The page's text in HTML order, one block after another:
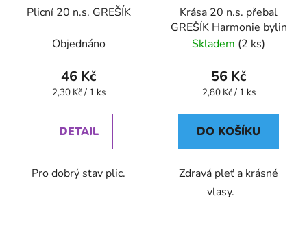
Plicní 20 n.s. GREŠÍK
Objednáno
46 Kč
Měrná
2,30 Kč / 1 ks
DETAIL
Pro dobrý stav plic.
Krása 20 n.s. přebal
GREŠÍK Harmonie bylin
Skladem (2 ks)
56 Kč
Měrná
2,80 Kč / 1 ks
DO KOŠÍKU
Zdravá pleť a krásné
vlasy.